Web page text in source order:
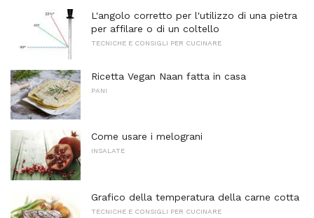
L'angolo corretto per l'utilizzo di una pietra
per affilare o di un coltello
TECNICHE E CONSIGLI PER CUCINARE
Ricetta Vegan Naan fatta in casa
PANI
Come usare i melograni
INSALATE
Grafico della temperatura della carne cotta
TECNICHE E CONSIGLI PER CUCINARE